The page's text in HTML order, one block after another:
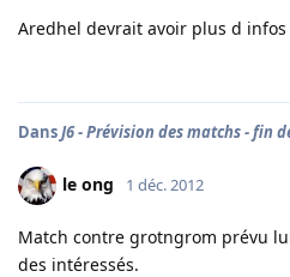
Aredhel devrait avoir plus d
DansJ6 - Prévision des matchs - fin
le ong 1 déc. 2012
Match contre grotngrom prévu
des intéressés.